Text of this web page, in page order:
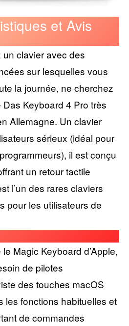
et Avis
clavier avec des
sur lesquelles vous
la journée, ne cherchez
Keyboard 4 Pro très
Allemagne. Un clavier
sérieux (idéal pour
il est conçu
un retour tactile
l’un des rares claviers
pour les utilisateurs de
Magic Keyboard d’Apple,
de pilotes
des touches macOS
les fonctions habituelles et
de commandes